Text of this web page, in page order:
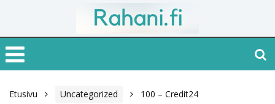
Etusivu Uncategorized 100 – Credit24